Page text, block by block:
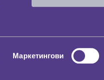
Маркетингови
БЛОГ